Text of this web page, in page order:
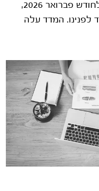
לפרסום מדד המחירים לצרכן לחודש פברואר 2026,
לפנינו. המדד עלה